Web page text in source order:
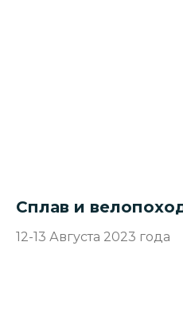
Сплав и
12-13 Августа 2023 года